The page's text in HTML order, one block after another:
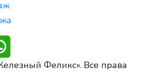
Феликс». Все права